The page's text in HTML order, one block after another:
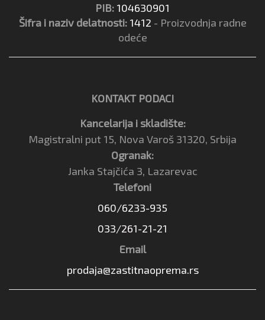
PIB: 104630901
Šifra i naziv delatnosti: 1412 - Proizvodnja radne
odeće
KONTAKT PODACI
Kancelarija i skladište:
Magistralni put 15, Nova Varoš 31320, Srbija
Ogranak:
Janka Stajčića 3, Lazarevac
Telefoni
060/6233-935
033/261-21-21
Email
prodaja@zastitnaoprema.rs